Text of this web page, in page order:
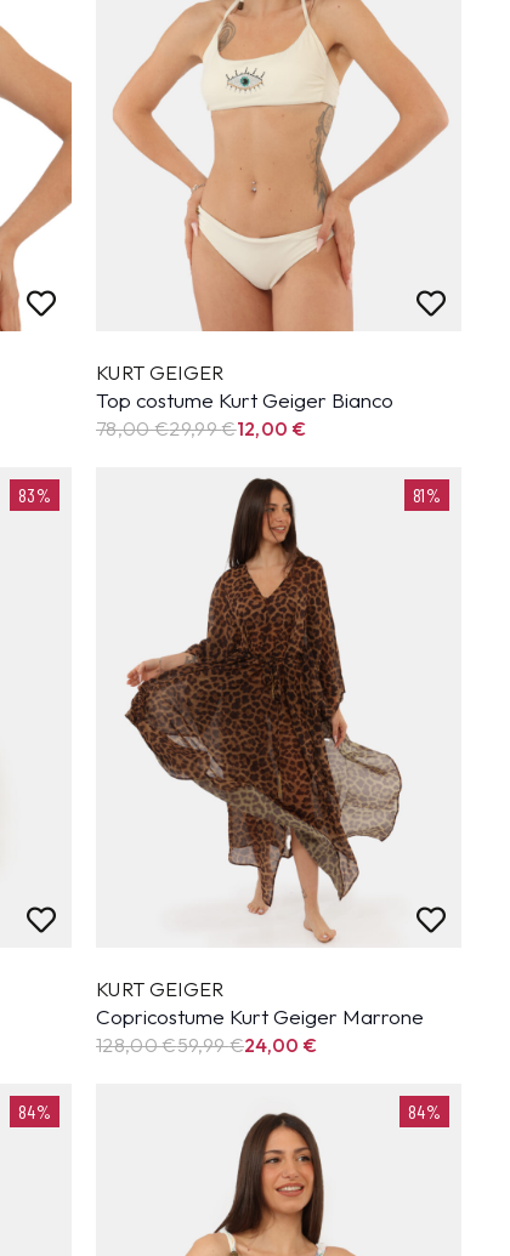
KURT GEIGER
Top costume Kurt Geiger Bianco
78,00 €29,99€12,00 €
83% 81%
KURT GEIGER
Copricostume Kurt Geiger Marrone
128,00 €59,99€24,00€
84% 84%